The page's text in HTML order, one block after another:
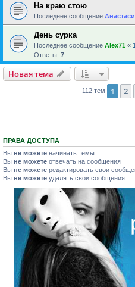
На краю стою
Последнее сообщение
День сурка
Последнее сообщение Alex71 «
Ответы: 7
Новая тема
112 тем 1 2
ПРАВА ДОСТУПА
Вы не можете начинать темы
Вы не можете отвечать на сообщения
Вы не можете редактировать свои
Вы не можете удалять свои сообщения